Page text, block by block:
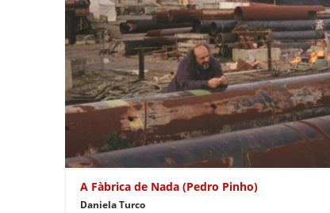
A Fàbrica de Nada (Pedro Pinho)
Daniela Turco